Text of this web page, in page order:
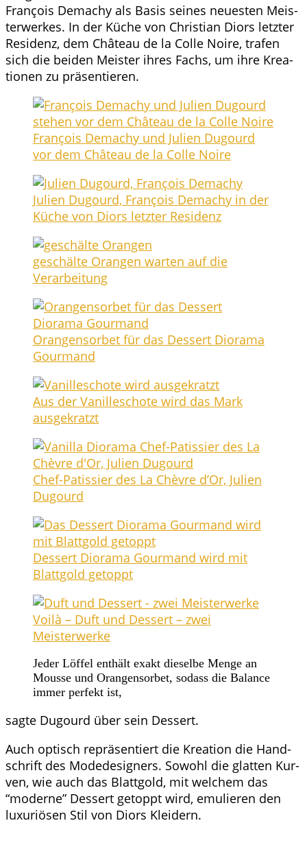
Fran­çois Demachy als Basis sei­nes neu­es­ten Meis­
ter­wer­kes. In der Küche von Chris­ti­an Diors letz­ter
Resi­denz, dem Châ­teau de la Col­le Noi­re, tra­fen
sich die bei­den Meis­ter ihres Fachs, um ihre Krea­
tio­nen zu präsentieren.
Fran­çois Demachy und Juli­en Dugo­urd
vor dem Châ­teau de la Col­le Noire
Juli­en Dugo­urd, Fran­çois Demachy in der
Küche von Diors letz­ter Residenz
geschäl­te Oran­gen war­ten auf die
Verarbeitung
Oran­gen­sor­bet für das Des­sert Diora­ma
Gourmand
Aus der Vanil­le­scho­te wird das Mark
ausgekratzt
Chef-Patis­sier des La Chè­v­re d’Or, Juli­en
Dugourd
Des­sert Diora­ma Gour­mand wird mit
Blatt­gold getoppt
Voi­là – Duft und Des­sert – zwei
Meisterwerke
Jeder Löf­fel ent­hält exakt die­sel­be Men­ge an
Mousse und Oran­gen­sor­bet, sodass die Balan­ce
immer per­fekt ist,
sag­te Dugo­urd über sein Dessert.
Auch optisch reprä­sen­tiert die Krea­ti­on die Hand­
schrift des Mode­de­si­gners. Sowohl die glat­ten Kur­
ven, wie auch das Blatt­gold, mit wel­chem das
“moder­ne” Des­sert getoppt wird, emu­lie­ren den
luxu­riö­sen Stil von Diors Kleidern.